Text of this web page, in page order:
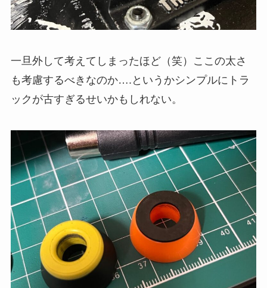
一旦外して考えてしまったほど（笑）ここの太さ
も考慮するべきなのか….というかシンプルにトラ
ックが古すぎるせいかもしれない。